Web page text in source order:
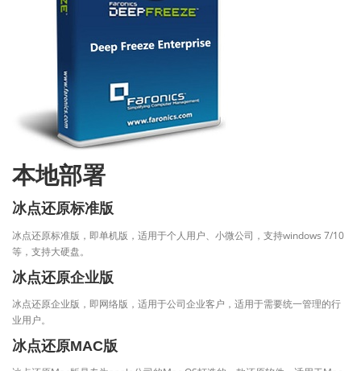
本地部署
冰点还原标准版
冰点还原标准版，即单机版，适用于个人用户、小微公司，支持windows 7/10
等，支持大硬盘。
冰点还原企业版
冰点还原企业版，即网络版，适用于公司企业客户，适用于需要统一管理的行
业用户。
冰点还原MAC版